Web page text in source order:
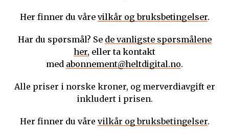
Her finner du våre vilkår og bruksbetingelser.
Har du spørsmål? Se de vanligste spørsmålene
her, eller ta kontakt
med abonnement@heltdigital.no.
Alle priser i norske kroner, og merverdiavgift er
inkludert i prisen.
Her finner du våre vilkår og bruksbetingelser.